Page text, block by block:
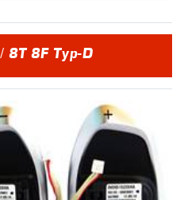
8T 8F Typ-D